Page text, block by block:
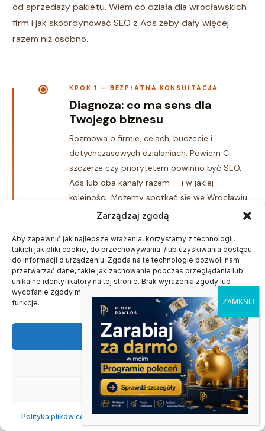
Zarządzaj zgodą
Aby zapewnić jak najlepsze wrażenia, korzystamy z technologii,
takich jak pliki cookie, do przechowywania i/lub uzyskiwania dostępu
do informacji o urządzeniu. Zgoda na te technologie pozwoli nam
przetwarzać dane, takie jak zachowanie podczas przeglądania lub
unikalne identyfikatory na tej stronie. Brak wyrażenia zgody lub
wycofanie zgody może niekorzystnie wpłynąć na niektóre cechy i
funkcje.
Akceptuję
Odmów
Zobacz preferencje
Polityka plików cookiesOświadczenie o prywatnościImpressum
od sprzedaży pakietu. Wiem co działa dla wrocławskich
firm i jak skoordynować SEO z Ads żeby dały więcej
razem niż osobno.
KROK 1 — BEZPŁATNA KONSULTACJA
Diagnoza: co ma sens dla
Twojego biznesu
Rozmowa o firmie, celach, budżecie i
dotychczasowych działaniach. Powiem Ci
szczerze czy priorytetem powinno być SEO,
Ads lub oba kanały razem — i w jakiej
kolejności. Możemy spotkać się we Wrocławiu
lub zdalnie.
Wiesz od czego zacząć i czego realnie się
spodziewać
KROK 2 — AUDYT SEM
Analiza obecnej widoczności i
kampanii
Sprawdzam pozycje organiczne w GSC i
SEMStorm, analizuję strukturę i wyniki
aktualnych kampanii Ads (jeśli istnieją),
identyfikuję frazy które konwertują i te które
przepalają budżet. Dla nowych klientów —
baseline analiza konkurencji.